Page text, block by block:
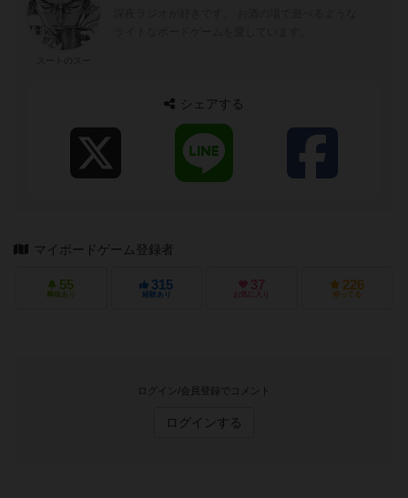
シェアする
マイボードゲーム登録者
55
興味あり
315
経験あり
37
お気に入り
226
持ってる
ログイン/会員登録でコメント
ログインする